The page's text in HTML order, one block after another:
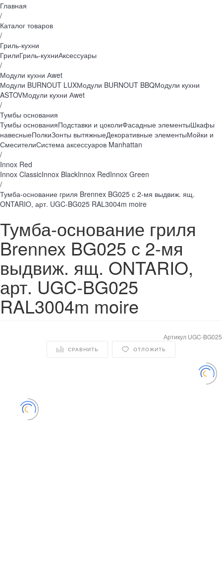
Главная
/
Каталог товаров
/
Гриль-кухни
ГрилиГриль-кухниАксессуары
/
Модули кухни Аwet
Модули BURNOUT LUXМодули BURNOUT BBQМодули кухни
ASTOVМодули кухни Аwet
/
Тумбы основания
Тумбы основанияПодставки и цоколиФасадные элементыШкафы
навесныеПолкиЗонты вытяжныеДекоративные элементыМойки и
СмесителиСистема аксессуаров Manhattan
/
Innox Red
Innox ClassicInnox BlackInnox RedInnox Green
/
Тумба-основание гриля Brennex BG025 с 2-мя выдвиж. ящ.
ONTARIO, арт. UGC-BG025 RAL3004m moire
Тумба-основание гриля
Brennex BG025 с 2-мя
выдвиж. ящ. ONTARIO,
арт. UGC-BG025
RAL3004m moire
Артикул UGC-BG025
СРАВНИТЬ ОТЛОЖИТЬ